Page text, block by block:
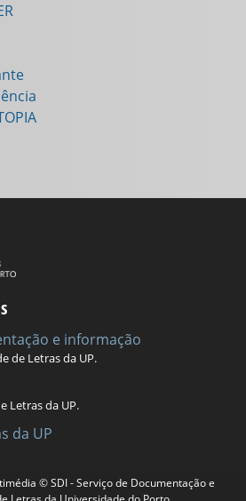
© SDI - Serviço de Documentação e
e informação
de Letras da UP.
Letras da UP.
da UP